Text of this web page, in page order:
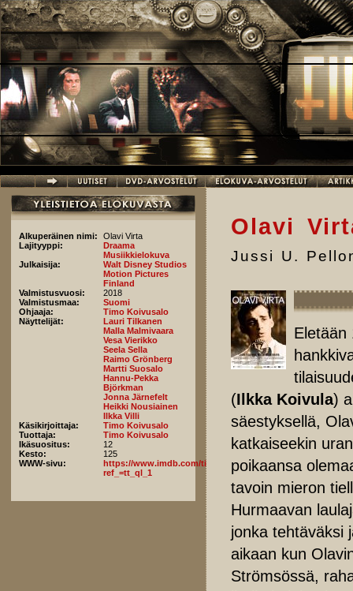
Hyppää pääsisältöön
Alkuperäinen nimi:
Olavi Virta
Lajityyppi:
Draama
Musiikkielokuva
Julkaisija:
Walt Disney Studios
Motion Pictures
Finland
Valmistusvuosi:
2018
Valmistusmaa:
Suomi
Ohjaaja:
Timo Koivusalo
Näyttelijät:
Lauri Tilkanen
Malla Malmivaara
Vesa Vierikko
Seela Sella
Raimo Grönberg
Martti Suosalo
Hannu-Pekka
Björkman
Jonna Järnefelt
Heikki Nousiainen
Ilkka Villi
Käsikirjoittaja:
Timo Koivusalo
Tuottaja:
Timo Koivusalo
Ikäsuositus:
12
Kesto:
125
WWW-sivu:
https://www.imdb.com/title/tt5822154/fullcredits?
ref_=tt_ql_1
Olavi
Jussi U.
Eletään
(Ilkka Koivula)
säestyksellä,
katkaiseekin
poikaansa
tavoin mieron
Hurmaavan
jonka tehtäväksi
aikaan kun
Strömsössä,